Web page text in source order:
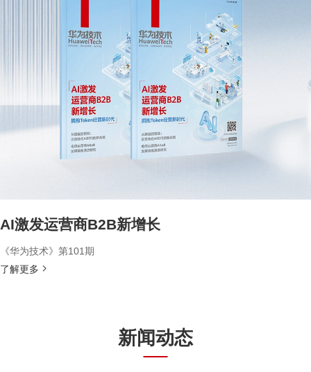
AI激发运营商B2B新增长
《华为技术》第101期
了解更多
新闻动态